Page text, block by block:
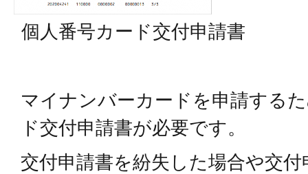
個人番号カード交付申請書
マイナンバーカードを申請する
ド交付申請書が必要です。
交付申請書を紛失した場合や交